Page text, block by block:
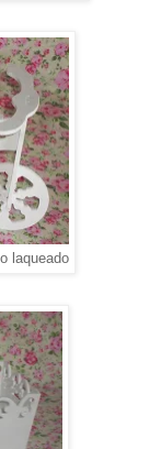
laqueado